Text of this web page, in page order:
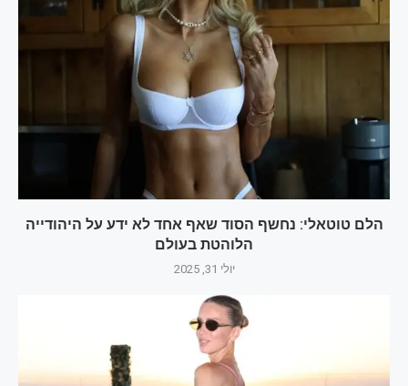
הלם טוטאלי: נחשף הסוד שאף אחד לא ידע על היהודייה
הלוהטת בעולם‎
יולי 31, 2025